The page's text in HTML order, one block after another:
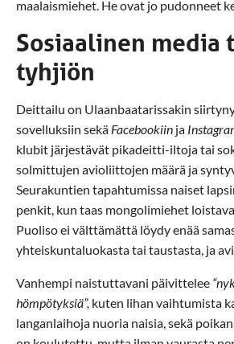
maalaismiehet. He ovat jo pudonneet
Sosiaalinen media
tyhjiön
Deittailu on Ulaanbaatarissakin
sovelluksiin sekä Facebookiin ja
klubit järjestävät pikadeitti-iltoja tai
solmittujen avioliittojen määrä ja
Seurakuntien tapahtumissa naiset
penkit, kun taas mongolimiehet
Puoliso ei välttämättä löydy enää
yhteiskuntaluokasta tai taustasta, ja
Vanhempi naistuttavani päivittelee
hömpötyksiä”, kuten lihan vaihtumista
langanlaihoja nuoria naisia, sekä